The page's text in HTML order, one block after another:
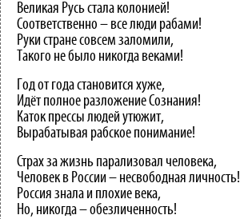
Великая Русь стала колонией!
Соответственно – все люди рабами!
Руки стране совсем заломили,
Такого не было никогда веками!
Год от года становится хуже,
Идёт полное разложение Сознания!
Каток прессы людей утюжит,
Вырабатывая рабское понимание!
Страх за жизнь парализовал человека,
Человек в России – несвободная личность!
Россия знала и плохие века,
Но, никогда – обезличенность!